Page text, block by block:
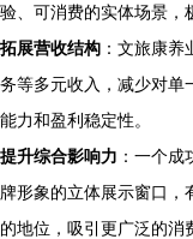
验、可消费的实体场景，
拓展营收结构 ：文旅康
务等多元收入，减少对单
能力和盈利稳定性。
提升综合影响力 ：一个
牌形象的立体展示窗口，
的地位，吸引更广泛的消